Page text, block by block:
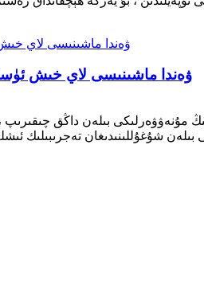
ۋەندا ماشىنىسى لاي خىش
بىلەن داڭق چىقىرىپ ،